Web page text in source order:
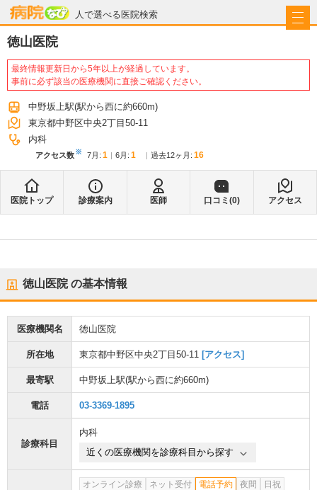
人で選べる医院検索
病院なび
徳山医院
最終情報更新日から5年以上が経過しています。
事前に必ず該当の医療機関に直接ご確認ください。
中野坂上駅(駅から西に約660m)
東京都中野区中央2丁目50-11
内科
アクセス数※ 7月 : 1 6月 : 1 過去12ヶ月: 16
医院トップ 診療案内 医師 口コミ(0) アクセス
徳山医院の基本情報
医療機関名 徳山医院
所在地 東京都中野区中央2丁目50-11 [アクセス]
最寄駅 中野坂上駅(駅から西に約660m)
電話 03-3369-1895
診療科目
内科
近くの医療機関を診療科目から探す
オンライン診療 ネット受付 電話予約 夜間
日祝